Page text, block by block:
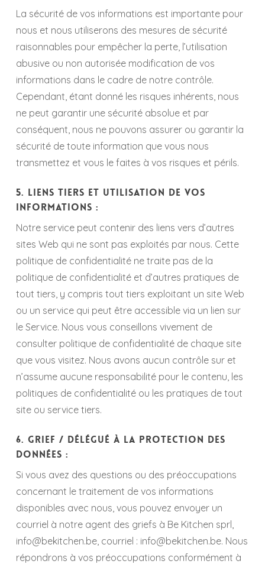
La sécurité de vos informations est importante pour
nous et nous utiliserons des mesures de sécurité
raisonnables pour empêcher la perte, l’utilisation
abusive ou non autorisée modification de vos
informations dans le cadre de notre contrôle.
Cependant, étant donné les risques inhérents, nous
ne peut garantir une sécurité absolue et par
conséquent, nous ne pouvons assurer ou garantir la
sécurité de toute information que vous nous
transmettez et vous le faites à vos risques et périls.
5. Liens tiers et utilisation de vos
informations :
Notre service peut contenir des liens vers d’autres
sites Web qui ne sont pas exploités par nous. Cette
politique de confidentialité ne traite pas de la
politique de confidentialité et d’autres pratiques de
tout tiers, y compris tout tiers exploitant un site Web
ou un service qui peut être accessible via un lien sur
le Service. Nous vous conseillons vivement de
consulter politique de confidentialité de chaque site
que vous visitez. Nous avons aucun contrôle sur et
n’assume aucune responsabilité pour le contenu, les
politiques de confidentialité ou les pratiques de tout
site ou service tiers.
6. Grief / Délégué à la protection des
données :
Si vous avez des questions ou des préoccupations
concernant le traitement de vos informations
disponibles avec nous, vous pouvez envoyer un
courriel à notre agent des griefs à Be Kitchen sprl,
info@bekitchen.be, courriel : info@bekitchen.be. Nous
répondrons à vos préoccupations conformément à